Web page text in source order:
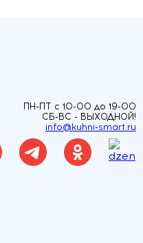
ПН-ПТ с 10-00 до 19-00
СБ-ВС - ВЫХОДНОЙ!
info@kuhni-smart.ru